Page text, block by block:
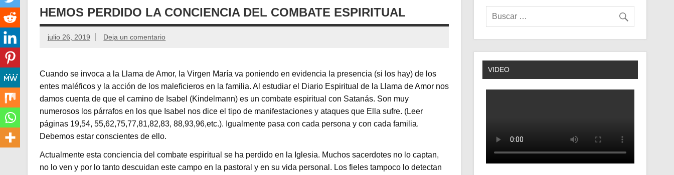
HEMOS PERDIDO LA CONCIENCIA DEL COMBATE ESPIRITUAL
julio 26, 2019 Deja un comentario
Cuando se invoca a la Llama de Amor, la Virgen María va poniendo en evidencia la presencia (si los hay) de los
entes maléficos y la acción de los maleficieros en la familia. Al estudiar el Diario Espiritual de la Llama de Amor nos
damos cuenta de que el camino de Isabel (Kindelmann) es un combate espiritual con Satanás. Son muy
numerosos los párrafos en los que Isabel nos dice el tipo de manifestaciones y ataques que Ella sufre. (Leer
páginas 19,54, 55,62,75,77,81,82,83, 88,93,96,etc.). Igualmente pasa con cada persona y con cada familia.
Debemos estar conscientes de ello.
Actualmente esta conciencia del combate espiritual se ha perdido en la Iglesia. Muchos sacerdotes no lo captan,
no lo ven y por lo tanto descuidan este campo en la pastoral y en su vida personal. Los fieles tampoco lo detectan
VIDEO